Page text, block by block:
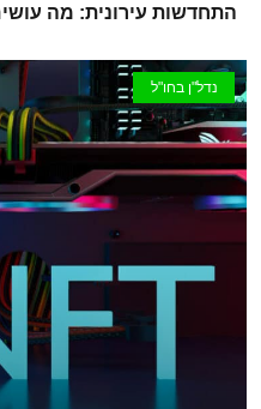
התחדשות עירונית: מה
נדל"ן בחו"ל